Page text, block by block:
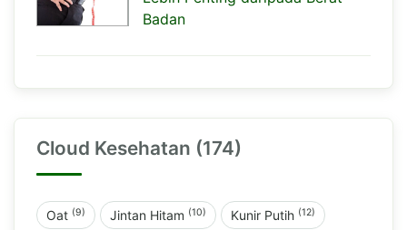
Badan
Cloud Kesehatan (174)
Oat (9) Jintan Hitam (10) Kunir Putih (12)